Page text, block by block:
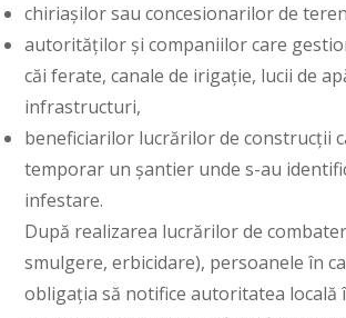
chiriașilor sau concesionarilor de
autorităților și companiilor care
căi ferate, canale de irigație, lucii de
infrastructuri,
beneficiarilor lucrărilor de construcții
temporar un șantier unde s-au
infestare.
După realizarea lucrărilor de
smulgere, erbicidare), persoanele în
obligația să notifice autoritatea locală